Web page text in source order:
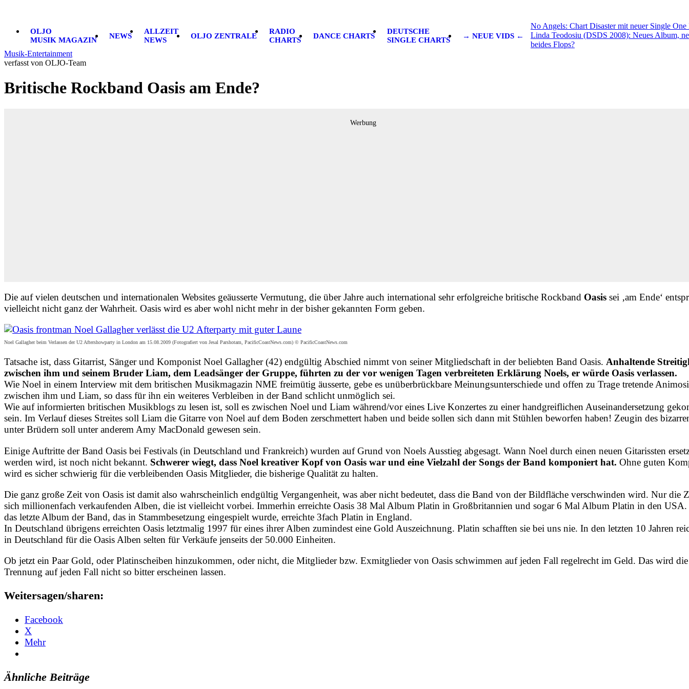
OLJO
MUSIK MAGAZIN
NEWS
ALLZEIT
NEWS
OLJO ZENTRALE
RADIO
CHARTS
DANCE CHARTS
DEUTSCHE
SINGLE CHARTS
→ NEUE VIDS ←
No Angels: Chart Disaster mit neuer Single
Linda Teodosiu (DSDS 2008): Neues Album,
beides Flops?
Musik-Entertainment
verfasst von OLJO-Team
Britische Rockband Oasis am Ende?
Werbung
Die auf vielen deutschen und internationalen Websites geäusserte Vermutung, die über Jahre auch international sehr erfolgreiche britische Rockband Oasis sei ‚am Ende‘
vielleicht nicht ganz der Wahrheit. Oasis wird es aber wohl nicht mehr in der bisher gekannten Form geben.
Noel Gallagher beim Verlassen der U2 Aftershowparty in London am 15.08.2009 (Fotografiert von Jesal Parshotam, PacificCoastNews.com) © PacificCoastNews.com
Tatsache ist, dass Gitarrist, Sänger und Komponist Noel Gallagher (42) endgültig Abschied nimmt von seiner Mitgliedschaft in der beliebten Band Oasis. Anhaltende
zwischen ihm und seinem Bruder Liam, dem Leadsänger der Gruppe, führten zu der vor wenigen Tagen verbreiteten Erklärung Noels, er würde Oasis verlassen.
Wie Noel in einem Interview mit dem britischen Musikmagazin NME freimütig äusserte, gebe es unüberbrückbare Meinungsunterschiede und offen zu Trage tretende
zwischen ihm und Liam, so dass für ihn ein weiteres Verbleiben in der Band schlicht unmöglich sei.
Wie auf informierten britischen Musikblogs zu lesen ist, soll es zwischen Noel und Liam während/vor eines Live Konzertes zu einer handgreiflichen Auseinandersetzung
sein. Im Verlauf dieses Streites soll Liam die Gitarre von Noel auf dem Boden zerschmettert haben und beide sollen sich dann mit Stühlen beworfen haben! Zeugin des
unter Brüdern soll unter anderem Amy MacDonald gewesen sein.
Einige Auftritte der Band Oasis bei Festivals (in Deutschland und Frankreich) wurden auf Grund von Noels Ausstieg abgesagt. Wann Noel durch einen neuen Gitarissten
werden wird, ist noch nicht bekannt. Schwerer wiegt, dass Noel kreativer Kopf von Oasis war und eine Vielzahl der Songs der Band komponiert hat. Ohne guten
wird es sicher schwierig für die verbleibenden Oasis Mitglieder, die bisherige Qualität zu halten.
Die ganz große Zeit von Oasis ist damit also wahrscheinlich endgültig Vergangenheit, was aber nicht bedeutet, dass die Band von der Bildfläche verschwinden wird. Nur die
sich millionenfach verkaufenden Alben, die ist vielleicht vorbei. Immerhin erreichte Oasis 38 Mal Album Platin in Großbritannien und sogar 6 Mal Album Platin in den
das letzte Album der Band, das in Stammbesetzung eingespielt wurde, erreichte 3fach Platin in England.
In Deutschland übrigens erreichten Oasis letztmalig 1997 für eines ihrer Alben zumindest eine Gold Auszeichnung. Platin schafften sie bei uns nie. In den letzten 10 Jahren
in Deutschland für die Oasis Alben selten für Verkäufe jenseits der 50.000 Einheiten.
Ob jetzt ein Paar Gold, oder Platinscheiben hinzukommen, oder nicht, die Mitglieder bzw. Exmitglieder von Oasis schwimmen auf jeden Fall regelrecht im Geld. Das wird die
Trennung auf jeden Fall nicht so bitter erscheinen lassen.
Weitersagen/sharen:
Facebook
X
Mehr
Ähnliche Beiträge